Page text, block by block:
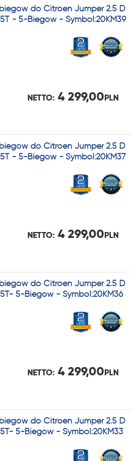
do Citroen Jumper 2.5 D
- 5-Biegów - Symbol:20KM39
NETTO: 4 299,00PLN
do Citroen Jumper 2.5 D
- 5-Biegów - Symbol:20KM37
NETTO: 4 299,00PLN
do Citroen Jumper 2.5 D
5-Biegów - Symbol:20KM36
NETTO: 4 299,00PLN
do Citroen Jumper 2.5 D
5-Biegów - Symbol:20KM33